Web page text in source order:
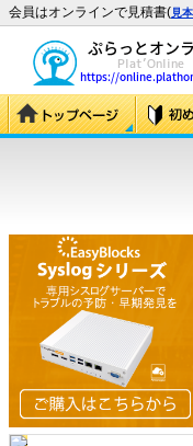
会員はオンラインで見積書(見本